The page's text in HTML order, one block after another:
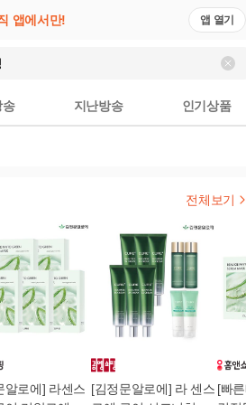
앱에서만! 앱 열기
송 지난방송 인기상품
전체보기
알로에] 라센스 [김정문알로에] 라 센스 [빠